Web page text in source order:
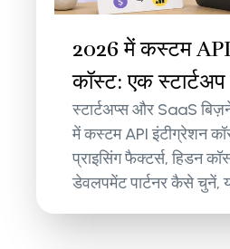
2026 में कस्टम
कॉस्ट: एक
स्टार्टअप्स और SaaS
में कस्टम API इंटीग्रेशन
प्राइसिंग फैक्टर्स, हिडन
डेवलपमेंट पार्टनर कैसे चुनें,